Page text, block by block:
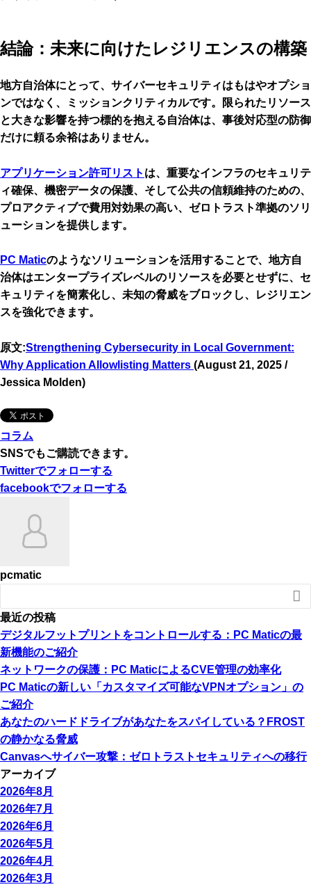
結論：未来に向けたレジリエンスの構築
地方自治体にとって、サイバーセキュリティはもはやオプショ
ンではなく、ミッションクリティカルです。限られたリソース
と大きな影響を持つ標的を抱える自治体は、事後対応型の防御
だけに頼る余裕はありません。
アプリケーション許可リスト は、重要なインフラのセキュリテ
ィ確保、機密データの保護、そして公共の信頼維持のための、
プロアクティブで費用対効果の高い、ゼロトラスト準拠のソリ
ューションを提供します。
PC Maticのようなソリューションを活用することで、地方自
治体はエンタープライズレベルのリソースを必要とせずに、セ
キュリティを簡素化し、未知の脅威をブロックし、レジリエン
スを強化できます。
原文:Strengthening Cybersecurity in Local Government:
Why Application Allowlisting Matters (August 21, 2025 /
Jessica Molden)
コラム
SNSでもご購読できます。
Twitterでフォローする
facebookでフォローする
pcmatic

最近の投稿
デジタルフットプリントをコントロールする：PC Maticの最
新機能のご紹介
ネットワークの保護：PC MaticによるCVE管理の効率化
PC Maticの新しい「カスタマイズ可能なVPNオプション」の
ご紹介
あなたのハードドライブがあなたをスパイしている？FROST
の静かなる脅威
Canvasへサイバー攻撃：ゼロトラストセキュリティへの移行
アーカイブ
2026年8月
2026年7月
2026年6月
2026年5月
2026年4月
2026年3月